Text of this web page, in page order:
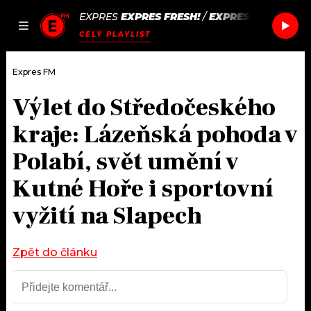
JAK
SEZNAM.CZ
EXPRES EXPRES FRESH!/EXPRES FRESH!
CELÝ PLAYLIST
DOMŮ
ČLÁNKY
AKTUÁLNĚ
HUDBA
ROZHOVORY
#NEBUDUDOMA
PODCASTY
JAK NALADIT
RÁDIO
APLIKACE
SOUTĚŽE
Expres FM
Výlet do Středočeského
kraje: Lázeňská pohoda v
Polabí, svět umění v
Kutné Hoře i sportovní
vyžití na Slapech
Zpět do článku